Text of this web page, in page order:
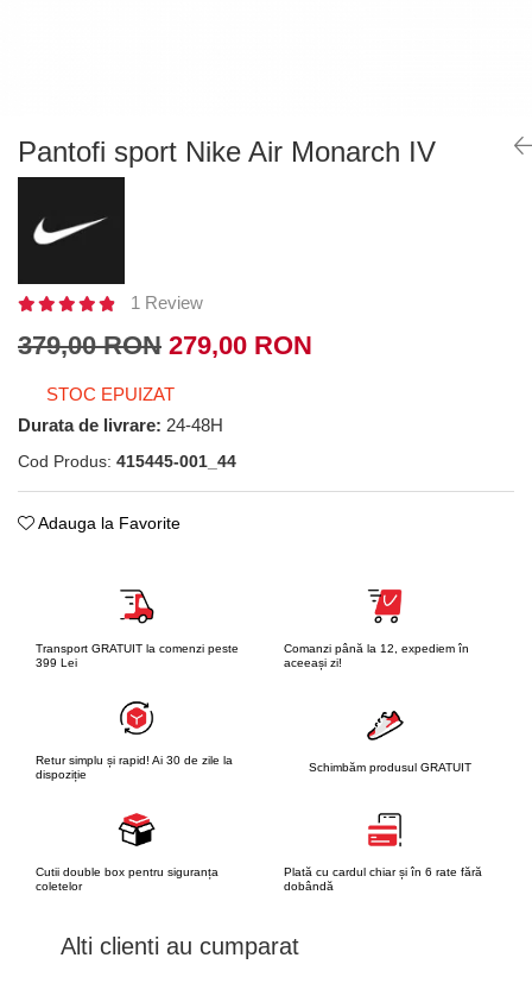
Pantaloni scurti Copii
Sosete
Rucsaci
Genti si borsete
Pantofi sport Nike Air Monarch IV
1 Review
379,00 RON 279,00 RON
STOC EPUIZAT
Durata de livrare: 24-48H
Cod Produs: 415445-001_44
Adauga la Favorite
Transport GRATUIT la comenzi peste
399 Lei
Comanzi până la 12, expediem în
aceeași zi!
Retur simplu și rapid! Ai 30 de zile la
dispoziție
Schimbăm produsul GRATUIT
Cutii double box pentru siguranța
coletelor
Plată cu cardul chiar și în 6 rate fără
dobândă
Alti clienti au cumparat